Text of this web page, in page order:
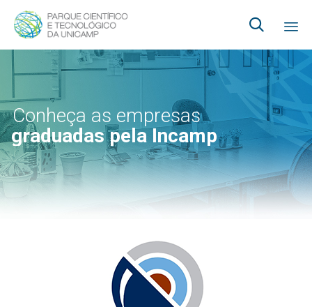

graduadas pela Incamp
Conheça as empresas